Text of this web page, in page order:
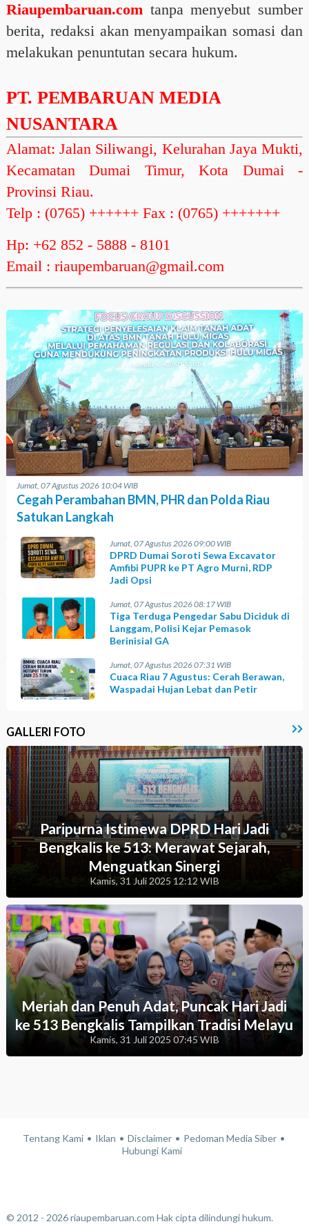
Riaupembaruan.com tanpa menyebut sumber
berita, redaksi akan menyampaikan somasi dan
melakukan penuntutan secara hukum.
PT. PEMBARUAN MEDIA
NUSANTARA
Alamat: Jalan Siliwangi, Kelurahan Jaya Mukti,
Kecamatan Dumai Timur, Kota Dumai -
Provinsi Riau.
Telp : (0765) ++++++ Fax : (0765) +++++++
Hp: +62 852 - 5888 - 8101
Email : riaupembaruan@gmail.com
Jumat, 07 Agustus 2026 10:04 WIB
Cegah Perambahan BMN, PHR dan Polda Riau
Satukan Langkah
Jumat, 07 Agustus 2026 09:00 WIB
DPRD Dumai Soroti Sewa Excavator
Amfibi PUPR ke PT Agro Murni, RDP
Jadi Opsi
Jumat, 07 Agustus 2026 08:17 WIB
Tiga Terduga Pengedar Sabu Diciduk di
Langgam, Polisi Kejar Pemasok
Berinisial GA
Jumat, 07 Agustus 2026 07:31 WIB
Cuaca Riau 7 Agustus: Cerah Berawan,
Waspadai Hujan Lebat dan Petir
GALLERI FOTO
Paripurna Istimewa DPRD Hari Jadi
Bengkalis ke 513: Merawat Sejarah,
Menguatkan Sinergi
Kamis, 31 Juli 2025 12:12 WIB
Meriah dan Penuh Adat, Puncak Hari Jadi
ke 513 Bengkalis Tampilkan Tradisi Melayu
Kamis, 31 Juli 2025 07:45 WIB
Tentang Kami Iklan Disclaimer
Pedoman Media Siber
Hubungi Kami
© 2012 - 2026 riaupembaruan.com Hak cipta dilindungi hukum.